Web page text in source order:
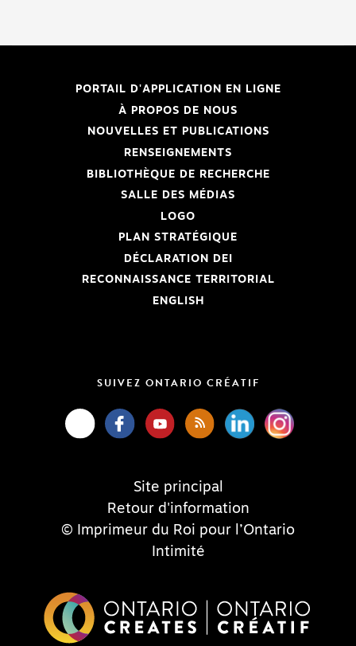
PORTAIL D'APPLICATION EN LIGNE
À PROPOS DE NOUS
NOUVELLES ET PUBLICATIONS
RENSEIGNEMENTS
BIBLIOTHÈQUE DE RECHERCHE
SALLE DES MÉDIAS
LOGO
PLAN STRATÉGIQUE
DÉCLARATION DEI
RECONNAISSANCE TERRITORIAL
ENGLISH
SUIVEZ ONTARIO CRÉATIF
Site principal
Retour d'information
© Imprimeur du Roi pour l’Ontario
Intimité